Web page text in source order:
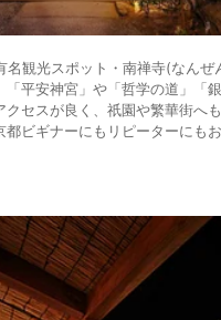
名観光スポット・南禅寺(なんぜ
「平安神宮」や「哲学の道」「
クセスが良く、祇園や繁華街へ
都ビギナーにもリピーターにも